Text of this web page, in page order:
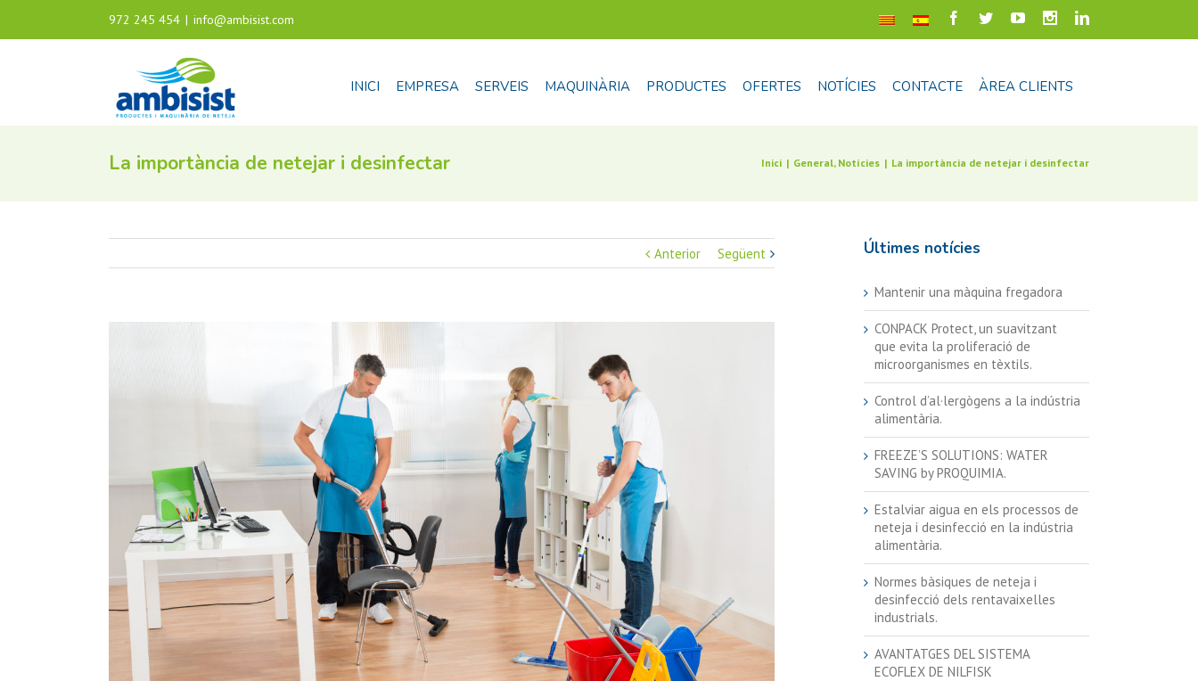
972 245 454 | info@ambisist.com
INICI EMPRESA SERVEIS MAQUINÀRIA PRODUCTES OFERTES NOTÍCIES CONTACTE ÀREA CLIENTS
La importància de netejar i desinfectar Inici | General, Notícies | La importància de netejar i desinfectar
Anterior Següent Últimes notícies
Mantenir una màquina fregadora
CONPACK Protect, un suavitzant
que evita la proliferació de
microorganismes en tèxtils.
Control d’al·lergògens a la indústria
alimentària.
FREEZE’S SOLUTIONS: WATER
SAVING by PROQUIMIA.
Estalviar aigua en els processos de
neteja i desinfecció en la indústria
alimentària.
Normes bàsiques de neteja i
desinfecció dels rentavaixelles
industrials.
AVANTATGES DEL SISTEMA
ECOFLEX DE NILFISK